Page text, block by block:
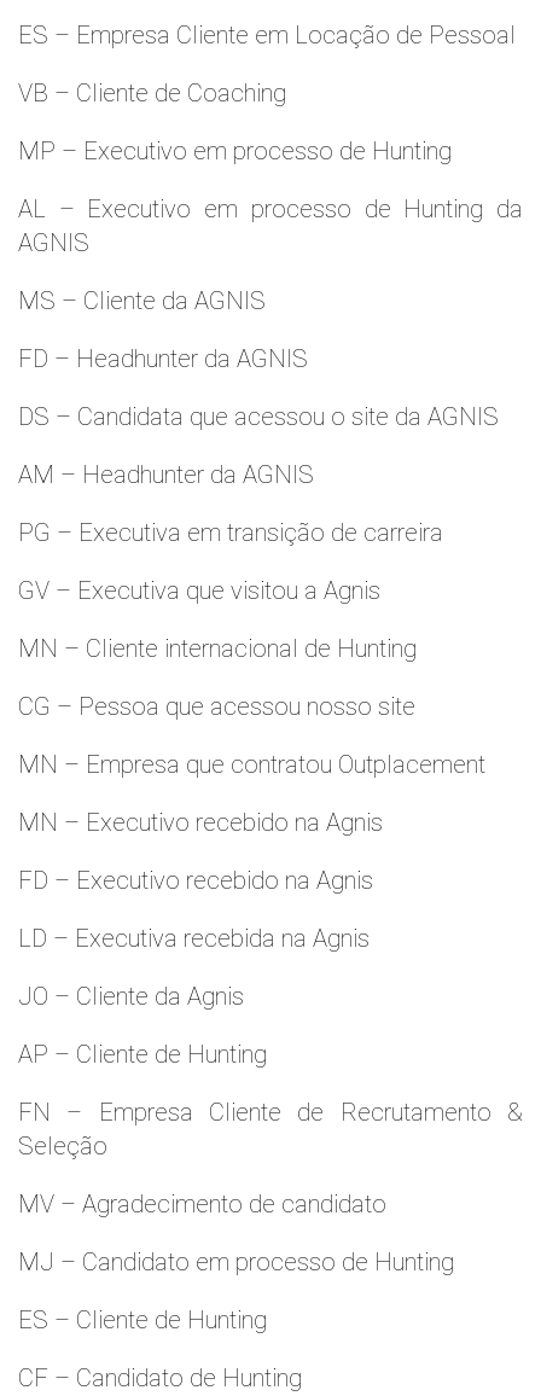
ES – Empresa Cliente em Locação de Pessoal
VB – Cliente de Coaching
MP – Executivo em processo de Hunting
AL – Executivo em processo de Hunting da
AGNIS
MS – Cliente da AGNIS
FD – Headhunter da AGNIS
DS – Candidata que acessou o site da AGNIS
AM – Headhunter da AGNIS
PG – Executiva em transição de carreira
GV – Executiva que visitou a Agnis
MN – Cliente internacional de Hunting
CG – Pessoa que acessou nosso site
MN – Empresa que contratou Outplacement
MN – Executivo recebido na Agnis
FD – Executivo recebido na Agnis
LD – Executiva recebida na Agnis
JO – Cliente da Agnis
AP – Cliente de Hunting
FN – Empresa Cliente de Recrutamento &
Seleção
MV – Agradecimento de candidato
MJ – Candidato em processo de Hunting
ES – Cliente de Hunting
CF – Candidato de Hunting